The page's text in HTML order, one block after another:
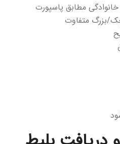
مطابق پاسپورت
بزرگ متفاوت